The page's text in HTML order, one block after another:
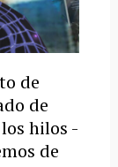
de
de
hilos -
de